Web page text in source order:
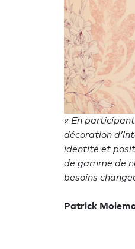
« En
décoration
identité et
de gamme de
besoins
Patrick